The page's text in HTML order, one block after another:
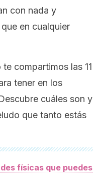
con nada y
en cualquier
compartimos las 11
tener en los
cuáles son y
que tanto estás
físicas que puedes